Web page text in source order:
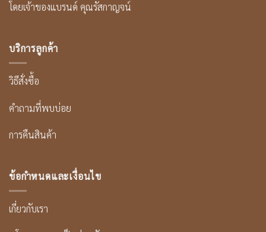
โดยเจ้าของแบรนด์ คุณรัสกาญจน์
บริการลูกค้า
วิธีสั่งซื้อ
คำถามที่พบบ่อย
การคืนสินค้า
ข้อกำหนดและเงื่อนไข
เกี่ยวกับเรา